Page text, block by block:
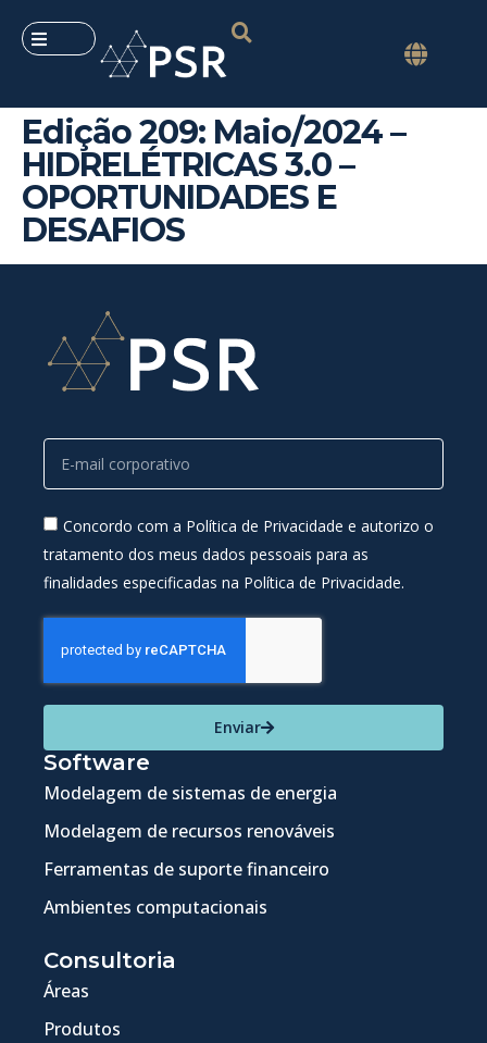
Edição 209: Maio/2024 –
HIDRELÉTRICAS 3.0 –
OPORTUNIDADES E
DESAFIOS
Concordo com a Política de Privacidade e autorizo o
tratamento dos meus dados pessoais para as
finalidades especificadas na Política de Privacidade.
Enviar
Software
Modelagem de sistemas de energia
Modelagem de recursos renováveis
Ferramentas de suporte financeiro
Ambientes computacionais
Consultoria
Áreas
Produtos